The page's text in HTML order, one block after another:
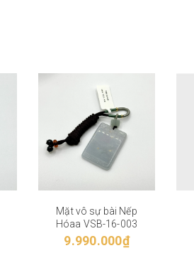
Mặt vô sự bài Nếp
Hóaa VSB-16-003
9.990.000₫